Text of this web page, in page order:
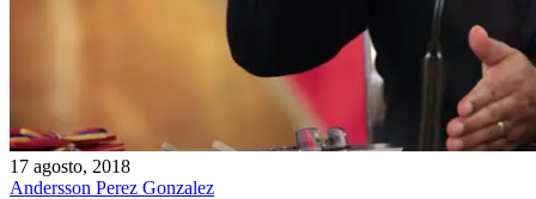
17 agosto, 2018
Andersson Perez Gonzalez